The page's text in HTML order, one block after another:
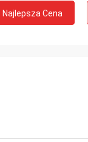
Najlepsza Cena